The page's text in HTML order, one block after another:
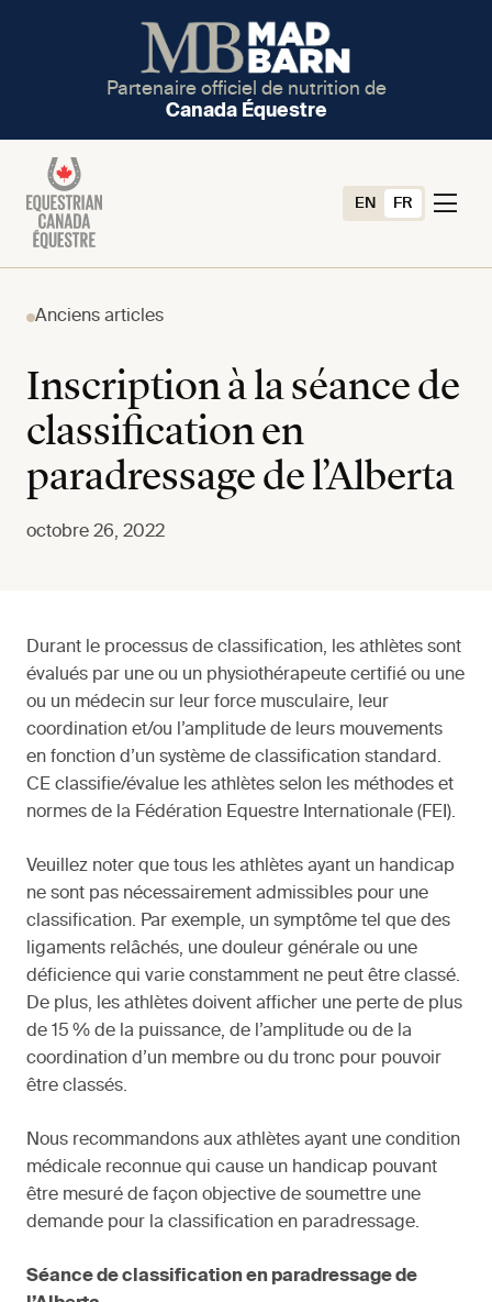
Partenaire officiel de nutrition de
Canada Équestre
EN FR
Anciens articles
Inscription à la séance de
classification en
paradressage de l’Alberta
octobre 26, 2022
Durant le processus de classification, les athlètes sont
évalués par une ou un physiothérapeute certifié ou une
ou un médecin sur leur force musculaire, leur
coordination et/ou l’amplitude de leurs mouvements
en fonction d’un système de classification standard.
CE classifie/évalue les athlètes selon les méthodes et
normes de la Fédération Equestre Internationale (FEI).
Veuillez noter que tous les athlètes ayant un handicap
ne sont pas nécessairement admissibles pour une
classification. Par exemple, un symptôme tel que des
ligaments relâchés, une douleur générale ou une
déficience qui varie constamment ne peut être classé.
De plus, les athlètes doivent afficher une perte de plus
de 15 % de la puissance, de l’amplitude ou de la
coordination d’un membre ou du tronc pour pouvoir
être classés.
Nous recommandons aux athlètes ayant une condition
médicale reconnue qui cause un handicap pouvant
être mesuré de façon objective de soumettre une
demande pour la classification en paradressage.
Séance de classification en paradressage de